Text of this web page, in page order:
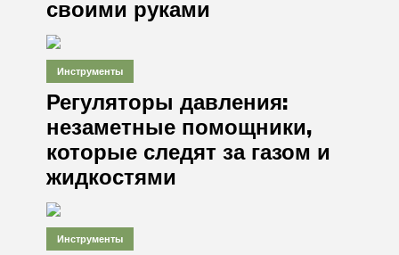
своими руками
Инструменты
Регуляторы давления:
незаметные помощники,
которые следят за газом и
жидкостями
Инструменты